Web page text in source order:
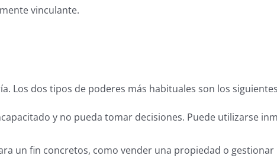
vinculante.
Los dos tipos de poderes más habituales son los
y no pueda tomar decisiones. Puede utilizarse
un fin concretos, como vender una propiedad o